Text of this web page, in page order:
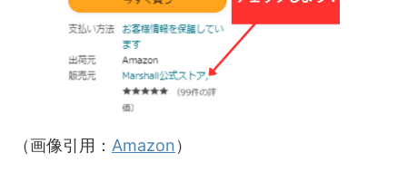
（画像引用： Amazon）